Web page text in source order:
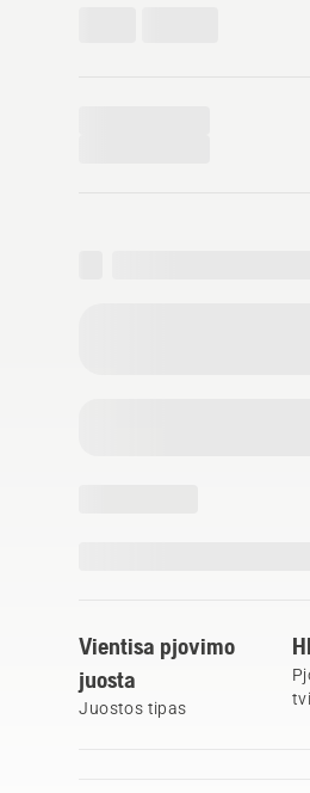
Vientisa pjovimo
juosta
Juostos tipas